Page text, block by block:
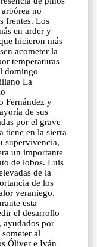
no
frentes. Los
en arder y
hicieron más
acometer la
temperaturas
domingo
La
Fernández y
de sus
por el grave
tiene en la sierra
supervivencia,
un importante
de lobos. Luis
de la
de los
veraniego.
esta
el desarrollo
ayudados por
al
Óliver e Iván